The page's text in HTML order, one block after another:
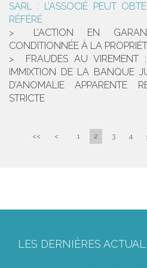
SARL : L’ASSOCIÉ PEUT
RÉFÉRÉ
L’ACTION EN
CONDITIONNÉE À LA
FRAUDES AU
IMMIXTION DE LA BANQUE
D’ANOMALIE APPARENTE
STRICTE
<< < 1 2 3 4
LES DERNIÈRES